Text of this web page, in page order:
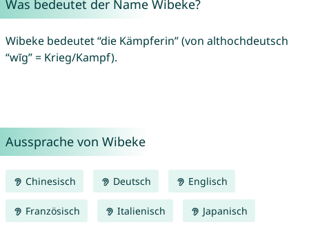
Was bedeutet der Name Wibeke?
Wibeke bedeutet “die Kämpferin” (von althochdeutsch
“wīg” = Krieg/Kampf).
Aussprache von Wibeke
Chinesisch Deutsch Englisch
Französisch Italienisch Japanisch